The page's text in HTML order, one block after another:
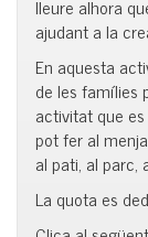
lleure alhora
ajudant a la
En aquesta
de les famílies
activitat que
pot fer al
al pati, al parc,
La quota es